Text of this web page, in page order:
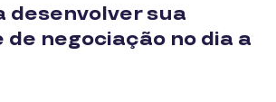
desenvolver sua
de negociação no dia a